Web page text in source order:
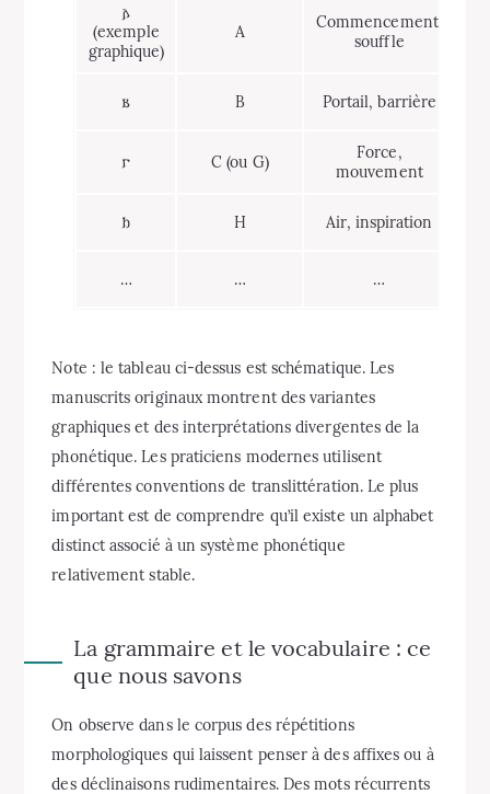
𐌰
(exemple
graphique)
A
Commencement,
souffle
𐌱 B Portail, barrière
𐌲 C (ou G)
Force,
mouvement
𐌷 H Air, inspiration
… … …
Note : le tableau ci-dessus est schématique. Les
manuscrits originaux montrent des variantes
graphiques et des interprétations divergentes de la
phonétique. Les praticiens modernes utilisent
différentes conventions de translittération. Le plus
important est de comprendre qu’il existe un alphabet
distinct associé à un système phonétique
relativement stable.
La grammaire et le vocabulaire : ce
que nous savons
On observe dans le corpus des répétitions
morphologiques qui laissent penser à des affixes ou à
des déclinaisons rudimentaires. Des mots récurrents